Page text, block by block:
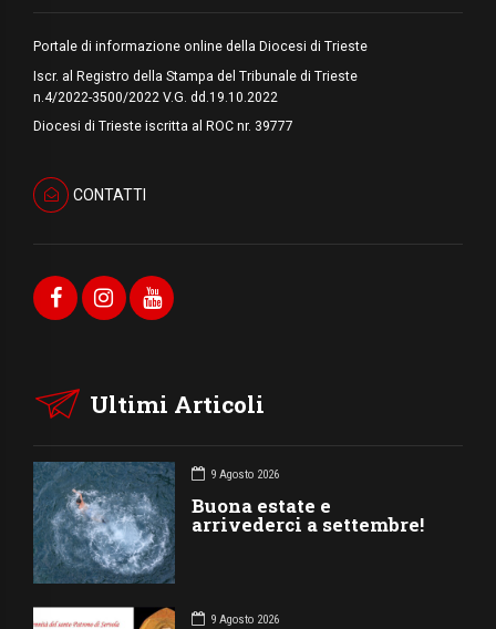
Portale di informazione online della Diocesi di Trieste
Iscr. al Registro della Stampa del Tribunale di Trieste
n.4/2022-3500/2022 V.G. dd.19.10.2022
Diocesi di Trieste iscritta al ROC nr. 39777
CONTATTI
Ultimi Articoli
9 Agosto 2026
Buona estate e
arrivederci a settembre!
9 Agosto 2026